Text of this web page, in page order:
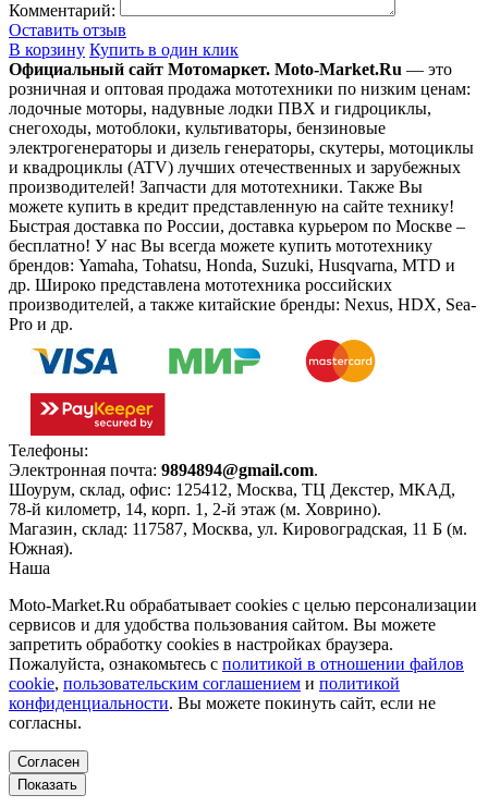
Комментарий:
Оставить отзыв
В корзину Купить в один клик
Официальный сайт Мотомаркет. Moto-Market.Ru — это
розничная и оптовая продажа мототехники по низким ценам:
лодочные моторы, надувные лодки ПВХ и гидроциклы,
снегоходы, мотоблоки, культиваторы, бензиновые
электрогенераторы и дизель генераторы, скутеры, мотоциклы
и квадроциклы (ATV) лучших отечественных и зарубежных
производителей! Запчасти для мототехники. Также Вы
можете купить в кредит представленную на сайте технику!
Быстрая доставка по России, доставка курьером по Москве –
бесплатно! У нас Вы всегда можете купить мототехнику
брендов: Yamaha, Tohatsu, Honda, Suzuki, Husqvarna, MTD и
др. Широко представлена мототехника российских
производителей, а также китайские бренды: Nexus, HDX, Sea-
Pro и др.
Телефоны:
Электронная почта: 9894894@gmail.com.
Шоурум, склад, офис: 125412, Москва, ТЦ Декстер, МКАД,
78-й километр, 14, корп. 1, 2-й этаж (м. Ховрино).
Магазин, склад: 117587, Москва, ул. Кировоградская, 11 Б (м.
Южная).
Наша
Moto-Market.Ru обрабатывает сookies с целью персонализации
сервисов и для удобства пользования сайтом. Вы можете
запретить обработку сookies в настройках браузера.
Пожалуйста, ознакомьтесь с политикой в отношении файлов
cookie, пользовательским соглашением и политикой
конфиденциальности. Вы можете покинуть сайт, если не
согласны.
Согласен
Показать